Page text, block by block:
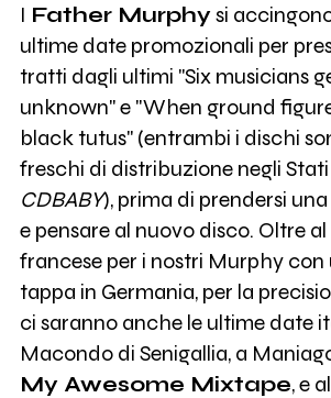
I Father Murphysi
ultime date promozionali per
tratti dagli ultimi "Six musicians
unknown" e "When ground
black tutus" (entrambi i dischi
freschi di distribuzione negli
CDBABY), prima di prendersi
e pensare al nuovo disco. Oltre
francese per i nostri Murphy con
tappa in Germania, per la
ci saranno anche le ultime date
Macondo di Senigallia, a
My Awesome Mixtape, e